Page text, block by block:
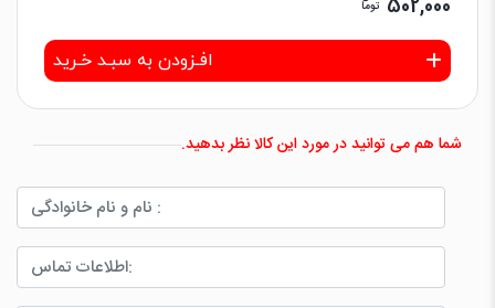
توما 502,000
افـزودن به سبـد خـرید
شما هم می توانید در مورد این کالا نظر بدهید.